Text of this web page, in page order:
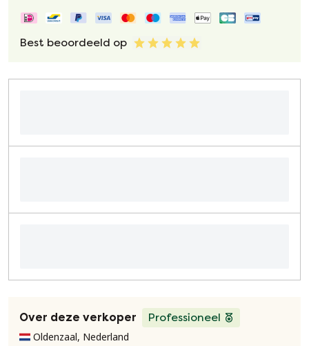
Best beoordeeld op
Over deze verkoper
Professioneel
Oldenzaal, Nederland